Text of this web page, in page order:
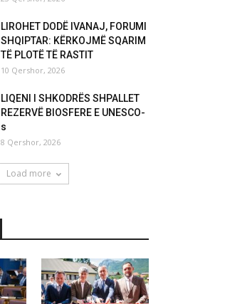
LIROHET DODË IVANAJ, FORUMI
SHQIPTAR: KËRKOJMË SQARIM
TË PLOTË TË RASTIT
10 Qershor, 2026
LIQENI I SHKODRËS SHPALLET
REZERVË BIOSFERE E UNESCO-
s
8 Qershor, 2026
Load more